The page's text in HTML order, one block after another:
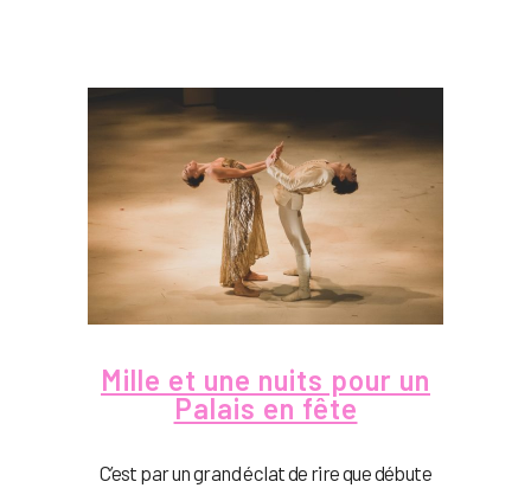
Mille et une nuits pour un
Palais en fête
C’est par un grand éclat de rire que débute